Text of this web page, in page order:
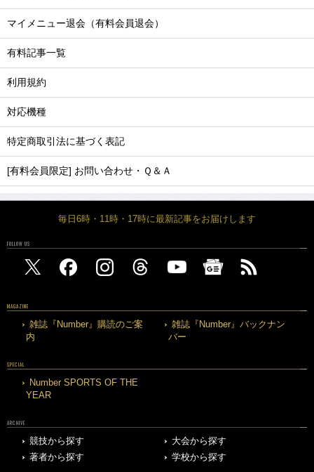
マイメニュー退会（有料会員退会）
有料記事一覧
利用規約
対応機種
特定商取引法に基づく表記
[有料会員限定] お問い合わせ・Ｑ＆Ａ
毎日6時・11時・17時に最新記事をお届けします
FOLLOW US
MAGAZINE
雑誌『Number』購読のご案
内
雑誌『Number』バックナン
バー
SPECIAL
Number SPORTS OF THE
YEAR
ARCHIVE
競技から探す
大会から探す
著者から探す
学校から探す